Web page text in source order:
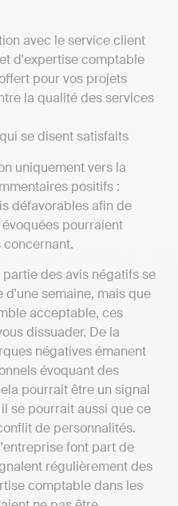
avec le service client
d'expertise comptable
pour vos projets
la qualité des services
se disent satisfaits
uniquement vers la
positifs :
défavorables afin de
pourraient
des avis négatifs se
semaine, mais que
acceptable, ces
dissuader. De la
négatives émanent
évoquant des
pourrait être un signal
se pourrait aussi que ce
de personnalités.
font part de
régulièrement des
comptable dans les